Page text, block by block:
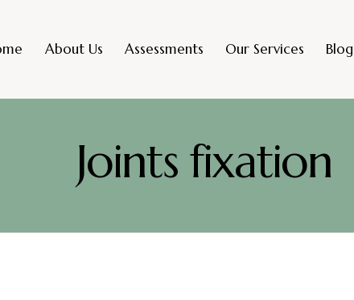
About Us Assessments Our Services Blog
Joints fixation